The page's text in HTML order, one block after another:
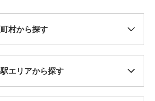
ことができました。 心より感
ました。
村から探す
エリアから探す